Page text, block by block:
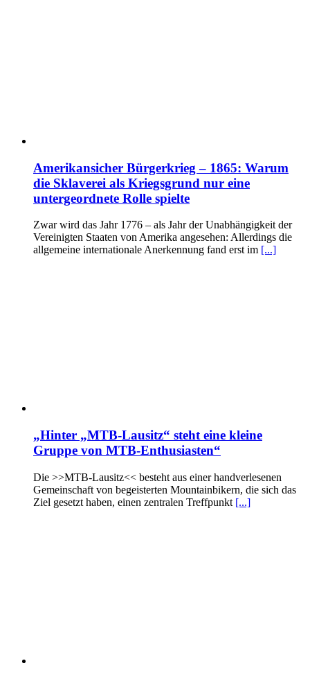
Amerikansicher Bürgerkrieg – 1865: Warum
die Sklaverei als Kriegsgrund nur eine
untergeordnete Rolle spielte
Zwar wird das Jahr 1776 – als Jahr der Unabhängigkeit der
Vereinigten Staaten von Amerika angesehen: Allerdings die
allgemeine internationale Anerkennung fand erst im [...]
„Hinter „MTB-Lausitz“ steht eine kleine
Gruppe von MTB-Enthusiasten“
Die >>MTB-Lausitz<< besteht aus einer handverlesenen
Gemeinschaft von begeisterten Mountainbikern, die sich das
Ziel gesetzt haben, einen zentralen Treffpunkt [...]